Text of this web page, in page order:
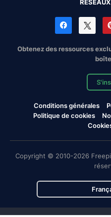
Obtenez des ressources
Conditions générales
Politique de cookies
Copyright © 2010-2026